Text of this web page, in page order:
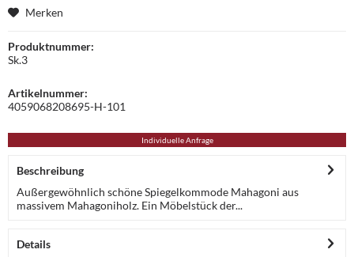
Merken
Produktnummer:
Sk.3
Artikelnummer:
4059068208695-H-101
Individuelle Anfrage
Beschreibung
Außergewöhnlich schöne Spiegelkommode Mahagoni aus
massivem Mahagoniholz. Ein Möbelstück der...
Details